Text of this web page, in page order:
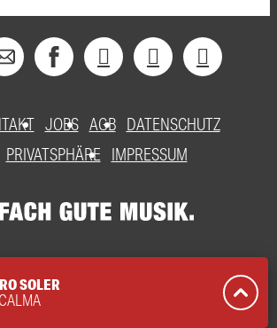
JOBS AGB DATENSCHUTZ
PRIVATSPHÄRE
IMPRESSUM
SOLER